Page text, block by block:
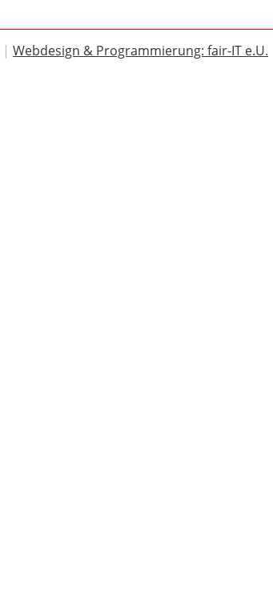
| Webdesign & Programmierung: fair-IT e.U.